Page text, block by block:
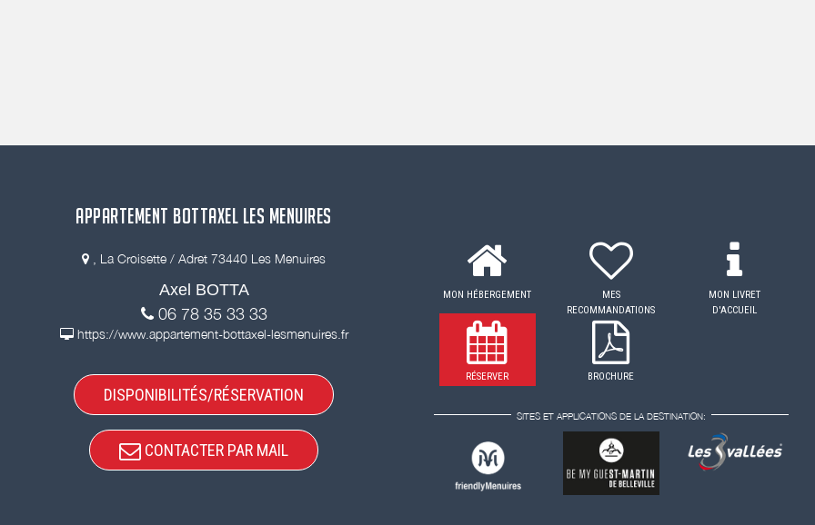
APPARTEMENT BOTTAXEL LES MENUIRES
, La Croisette / Adret 73440 Les Menuires
Axel BOTTA
06 78 35 33 33
https://www.appartement-bottaxel-lesmenuires.fr
DISPONIBILITÉS/RÉSERVATION
CONTACTER PAR MAIL
MON HÉBERGEMENT
MES
RECOMMANDATIONS
MON LIVRET
D'ACCUEIL
RÉSERVER BROCHURE
SITES ET APPLICATIONS DE LA DESTINATION: